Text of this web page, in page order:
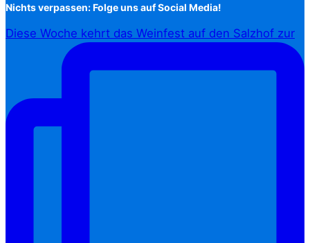
Nichts verpassen: Folge uns auf Social Media!
Diese Woche kehrt das Weinfest auf den Salzhof zur